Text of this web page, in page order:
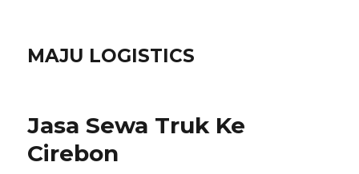
MAJU LOGISTICS
Jasa Sewa Truk Ke
Cirebon